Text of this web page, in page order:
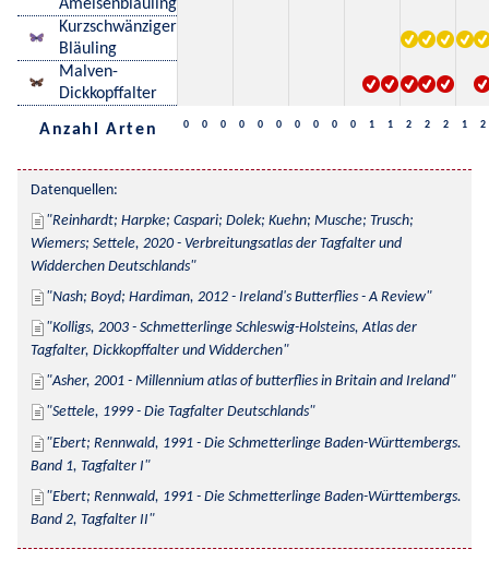
Ameisenbläuling
Kurzschwänziger
Bläuling
Malven-
Dickkopffalter
Anzahl Arten 0 0 0 0 0 0 0 0 0 0 1 1 2 2 2 1 2
Datenquellen:
Reinhardt; Harpke; Caspari; Dolek; Kuehn; Musche; Trusch;
Wiemers; Settele, 2020 - Verbreitungsatlas der Tagfalter und
Widderchen Deutschlands
Nash; Boyd; Hardiman, 2012 - Ireland's Butterflies - A Review
Kolligs, 2003 - Schmetterlinge Schleswig-Holsteins, Atlas der
Tagfalter, Dickkopffalter und Widderchen
Asher, 2001 - Millennium atlas of butterflies in Britain and Ireland
Settele, 1999 - Die Tagfalter Deutschlands
Ebert; Rennwald, 1991 - Die Schmetterlinge Baden-Württembergs.
Band 1, Tagfalter I
Ebert; Rennwald, 1991 - Die Schmetterlinge Baden-Württembergs.
Band 2, Tagfalter II